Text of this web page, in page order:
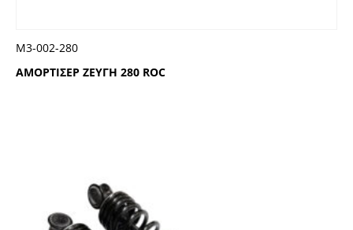
ΑΜΟΡΤΙΣΕΡ ΖΕΥΓΗ 280 ROC
Μ3-002-280